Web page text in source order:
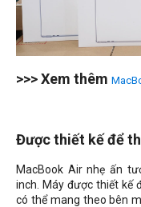
>>> Xem thêm
Được thiết kế để
MacBook Air nhẹ ấn
inch. Máy được thiết kế
có thể mang theo bên